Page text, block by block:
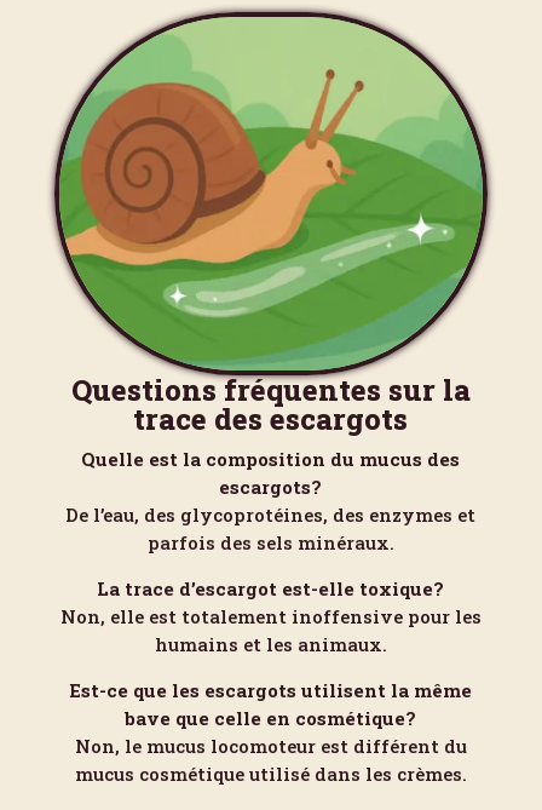
Questions fréquentes sur la
trace des escargots
Quelle est la composition du mucus des
escargots?
De l’eau, des glycoprotéines, des enzymes et
parfois des sels minéraux.
La trace d’escargot est-elle toxique?
Non, elle est totalement inoffensive pour les
humains et les animaux.
Est-ce que les escargots utilisent la même
bave que celle en cosmétique?
Non, le mucus locomoteur est différent du
mucus cosmétique utilisé dans les crèmes.